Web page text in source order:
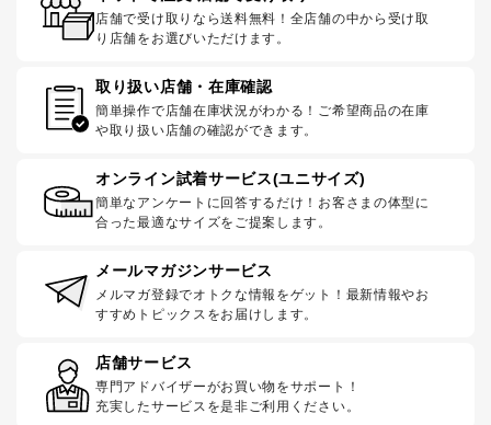
店舗で受け取りなら送料無料！全店舗の中から受け取
り店舗をお選びいただけます。
取り扱い店舗・在庫確認
簡単操作で店舗在庫状況がわかる！ご希望商品の在庫
や取り扱い店舗の確認ができます。
オンライン試着サービス(ユニサイズ)
簡単なアンケートに回答するだけ！お客さまの体型に
合った最適なサイズをご提案します。
メールマガジンサービス
メルマガ登録でオトクな情報をゲット！最新情報やお
すすめトピックスをお届けします。
店舗サービス
専門アドバイザーがお買い物をサポート！
充実したサービスを是非ご利用ください。